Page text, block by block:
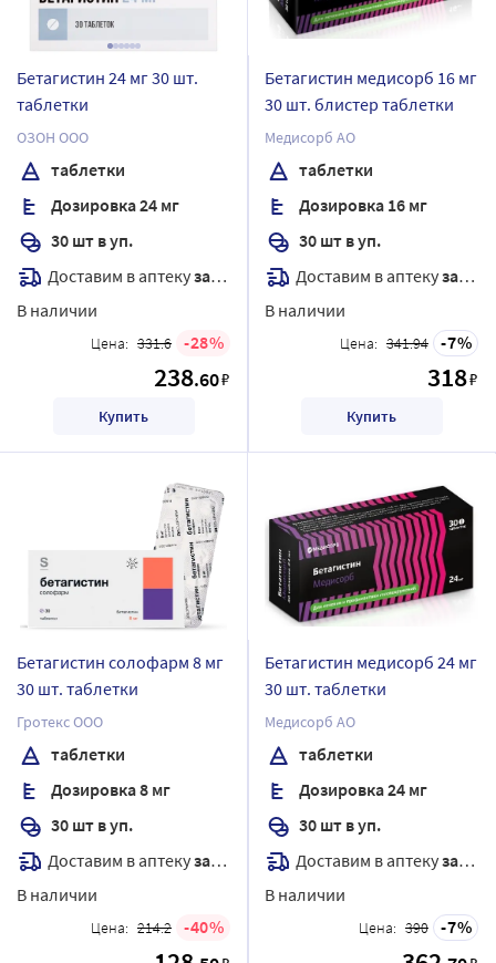
Бетагистин 24 мг 30 шт.
таблетки
ОЗОН ООО
таблетки
Дозировка 24 мг
30 шт в уп.
Доставим в аптекузавтра
В наличии
Цена: 331.6 28
238.60₽
Купить
Бетагистин медисорб 16 мг
30 шт. блистер таблетки
Медисорб АО
таблетки
Дозировка 16 мг
30 шт в уп.
Доставим в аптекузавтра
В наличии
Цена: 341.94 7
318₽
Купить
Бетагистин солофарм 8 мг
30 шт. таблетки
Гротекс ООО
таблетки
Дозировка 8 мг
30 шт в уп.
Доставим в аптекузавтра
В наличии
Цена: 214.2 40
Бетагистин медисорб 24 мг
30 шт. таблетки
Медисорб АО
таблетки
Дозировка 24 мг
30 шт в уп.
Доставим в аптекузавтра
В наличии
Цена: 390 7